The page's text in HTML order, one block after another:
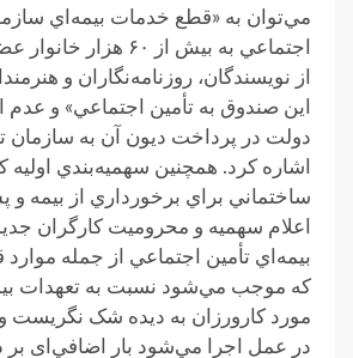
مي‌توان به «قطع خدمات بيمه‌اي
اجتماعي به بيش از ۶۰
از نويسندگان، روزنامه‌نگاران و
اين صندوق به تأمين اجتماعي» و
دولت در پرداخت ديون آن به سازمان
اشاره کرد. همچنين سهميه‌بندي اوليه
ساختماني براي برخورداري از بيمه
اعلام سهميه و محروميت کارگران
بيمه‌اي تأمين اجتماعي از جمله
که موجب مي‌شود نسبت به تعهدات
مورد کارورزان به ديده شک نگريست و
در عمل اجرا مي‌شود بار اضافي‌ای